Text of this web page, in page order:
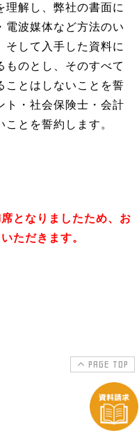
理解し、弊社の書面に
電波媒体など方法のい
そして入手した資料に
ものとし、そのすべて
ことはしないことを誓
ト・社会保険士・会計
とを誓約します。
となりましたため、お
ただきます。
PAGE TOP